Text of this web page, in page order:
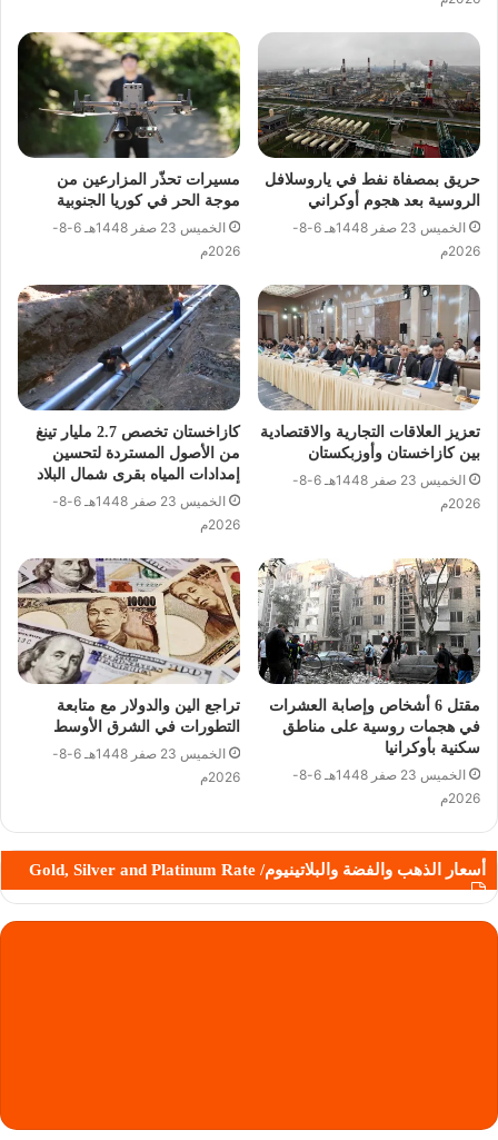
حريق بمصفاة نفط في ياروسلافل
الروسية بعد هجوم أوكراني
الخميس 23 صفر 1448هـ 6-8-
2026م
مسيرات تحذّر المزارعين من
موجة الحر في كوريا الجنوبية
الخميس 23 صفر 1448هـ 6-8-
2026م
تعزيز العلاقات التجارية والاقتصادية
بين كازاخستان وأوزبكستان
الخميس 23 صفر 1448هـ 6-8-
2026م
كازاخستان تخصص 2.7 مليار تينغ
من الأصول المستردة لتحسين
إمدادات المياه بقرى شمال البلاد
الخميس 23 صفر 1448هـ 6-8-
2026م
مقتل 6 أشخاص وإصابة العشرات
في هجمات روسية على مناطق
سكنية بأوكرانيا
الخميس 23 صفر 1448هـ 6-8-
2026م
تراجع الين والدولار مع متابعة
التطورات في الشرق الأوسط
الخميس 23 صفر 1448هـ 6-8-
2026م
أسعار الذهب والفضة والبلاتينيوم/ Gold, Silver and Platinum Rate